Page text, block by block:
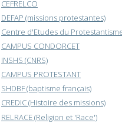
CEFRELCO
DEFAP (missions protestantes)
Centre d'Etudes du
CAMPUS CONDORCET
INSHS (CNRS)
CAMPUS PROTESTANT
SHDBF (baptisme français)
CREDIC (Histoire des missions)
RELRACE (Religion et 'Race')